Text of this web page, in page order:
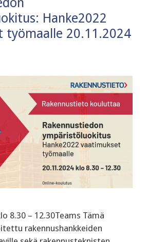
Hanke2022
työmaalle 20.11.2024
8.30 – 12.30Teams Tämä
rakennushankkeiden